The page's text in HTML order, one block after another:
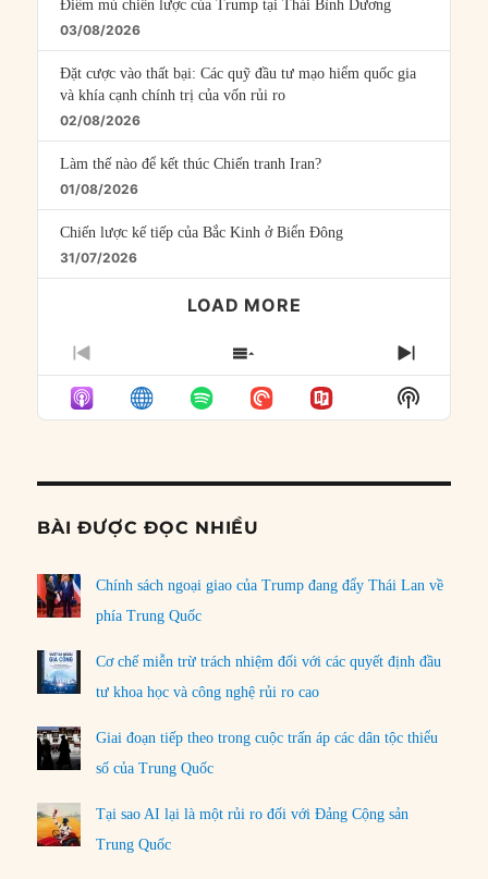
Điểm mù chiến lược của Trump tại Thái Bình Dương
03/08/2026
Đặt cược vào thất bại: Các quỹ đầu tư mạo hiểm quốc gia
và khía cạnh chính trị của vốn rủi ro
02/08/2026
Làm thế nào để kết thúc Chiến tranh Iran?
01/08/2026
Chiến lược kế tiếp của Bắc Kinh ở Biển Đông
31/07/2026
LOAD MORE
PREVIOUS
EPISODE
SHOW
EPISODES
LIST
NEXT
Show
Podcast
BÀI ĐƯỢC ĐỌC NHIỀU
Chính sách ngoại giao của Trump đang đẩy Thái Lan về
phía Trung Quốc
Cơ chế miễn trừ trách nhiệm đối với các quyết định đầu
tư khoa học và công nghệ rủi ro cao
Giai đoạn tiếp theo trong cuộc trấn áp các dân tộc thiểu
số của Trung Quốc
Tại sao AI lại là một rủi ro đối với Đảng Cộng sản
Trung Quốc